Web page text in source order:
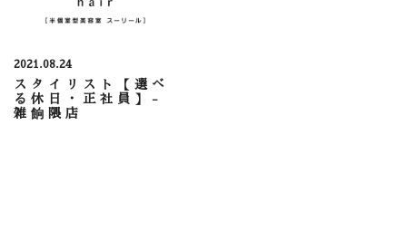
2021.08.24
スタイリスト【選べ
る休日・正社員】-
雑餉隈店